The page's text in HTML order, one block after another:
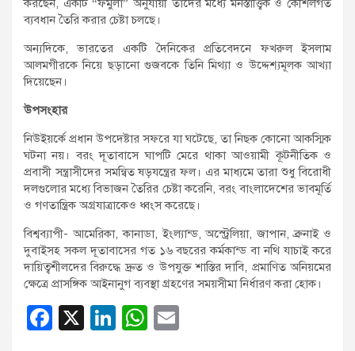
করছেন, একটি “ফর্মুলা” অনুযায়ী তাদের মধ্যে মনস্তাত্ত্বিক ও কৌশলগত
ব্যবধান তৈরি করার চেষ্টা চলছে।
অন্যদিকে, ভারতের একটি দৈনিকের প্রতিবেদনে ফখরুল ইসলাম
আলমগীরকে নিয়ে ছড়ানো গুজবকে তিনি মিথ্যা ও উদ্দেশ্যমূলক আখ্যা
দিয়েছেন।
উপসংহার
নিউইয়র্কে প্রধান উপদেষ্টার সফরে যা ঘটেছে, তা নিছক কোনো আকস্মিক
ঘটনা নয়। বরং দূতাবাসে ঘাপটি মেরে থাকা আওয়ামী কূটনীতিক ও
প্রবাসী সন্ত্রাসীদের সমন্বিত ষড়যন্ত্রের ফল। এর মাধ্যমে তারা শুধু বিরোধী
দলগুলোর মধ্যে বিভাজন তৈরির চেষ্টা করেনি, বরং বাংলাদেশের ভাবমূর্তি
ও গণতান্ত্রিক অগ্রযাত্রাকেও ধ্বংস করেছে।
বিশ্বব্যাপী- আমেরিকা, কানাডা, ইংল্যান্ড, অস্ট্রেলিয়া, জাপান, ব্রুনাই ও
দুবাইসহ সকল দূতাবাসের গত ১৬ বছরের কর্মকান্ড বা নথি যাচাই করে
দায়িত্বশীলদের বিরুদ্ধে দ্রুত ও উপযুক্ত শাস্তির দাবি, প্রমাণিত অনিয়মের
ক্ষেত্রে প্রাসঙ্গিক আইনানুগ ব্যবস্থা গ্রহণের সময়সীমা নির্ধারণ করা হোক।
F
X
Li W